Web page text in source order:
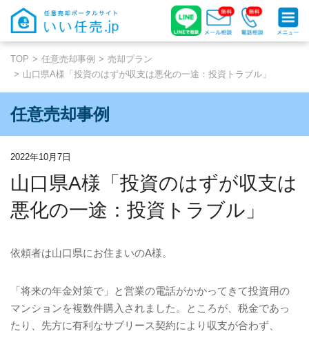
TOP 任意売却事例
売却プラン
山口県A様「投資のはずが収支は悪化の一途：投資トラブル」
任意売却事例
2022年10月7日
山口県A様「投資のはずが収支は
悪化の一途：投資トラブル」
依頼者は山口県にお住まいのA様。
「将来の年金対策で」と営業の電話がかかってきて投資用の
マンションを複数件購入されました。ところが、税金であっ
たり、先方に有利なサブリース契約により収支が合わず、